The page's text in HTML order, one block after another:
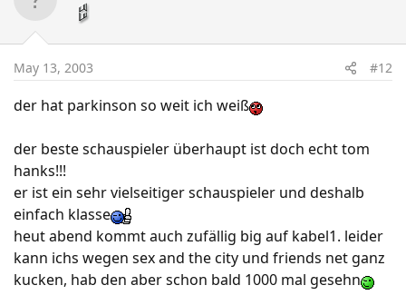
May 13, 2003 #12
der hat parkinson so weit ich weiß
der beste schauspieler überhaupt ist doch echt tom
hanks!!!
er ist ein sehr vielseitiger schauspieler und deshalb
einfach klasse
heut abend kommt auch zufällig big auf kabel1. leider
kann ichs wegen sex and the city und friends net ganz
kucken, hab den aber schon bald 1000 mal gesehn